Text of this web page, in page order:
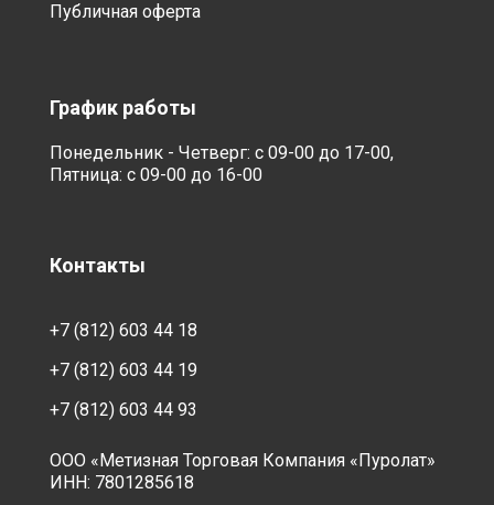
Публичная оферта
График работы
Понедельник - Четверг: с 09-00 до 17-00,
Пятница: с 09-00 до 16-00
Контакты
+7 (812) 603 44 18
+7 (812) 603 44 19
+7 (812) 603 44 93
ООО «Метизная Торговая Компания «Пуролат»
ИНН: 7801285618